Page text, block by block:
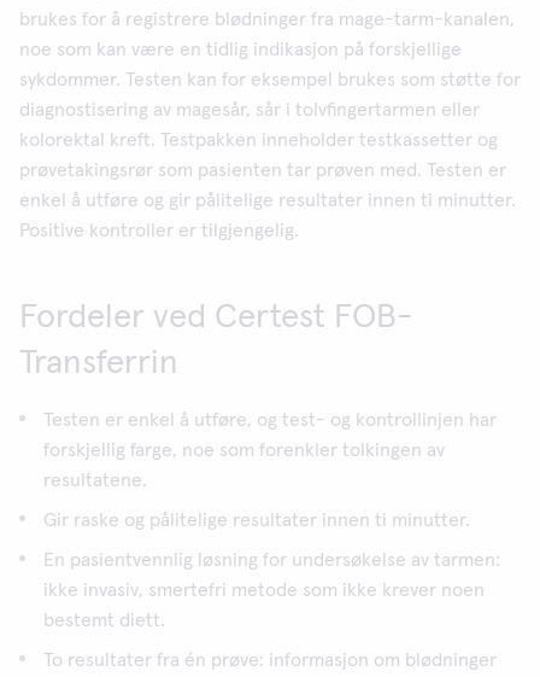
brukes for å registrere blødninger fra mage-tarm-kanalen,
noe som kan være en tidlig indikasjon på forskjellige
sykdommer. Testen kan for eksempel brukes som støtte for
diagnostisering av magesår, sår i tolvfingertarmen eller
kolorektal kreft. Testpakken inneholder testkassetter og
prøvetakingsrør som pasienten tar prøven med. Testen er
enkel å utføre og gir pålitelige resultater innen ti minutter.
Positive kontroller er tilgjengelig.
Fordeler ved Certest FOB-
Transferrin
Testen er enkel å utføre, og test- og kontrollinjen har
forskjellig farge, noe som forenkler tolkingen av
resultatene.
Gir raske og pålitelige resultater innen ti minutter.
En pasientvennlig løsning for undersøkelse av tarmen:
ikke invasiv, smertefri metode som ikke krever noen
bestemt diett.
To resultater fra én prøve: informasjon om blødninger